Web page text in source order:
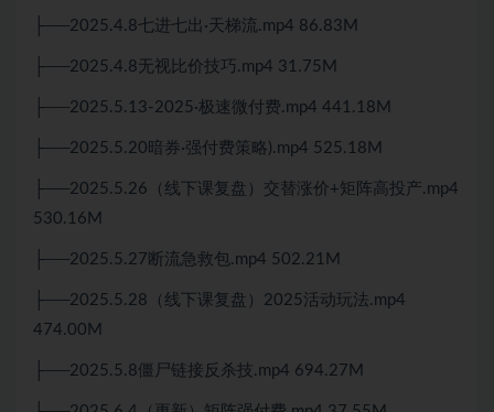
├──2025.4.8七进七出·天梯流.mp4 86.83M
├──2025.4.8无视比价技巧.mp4 31.75M
├──2025.5.13-2025·极速微付费.mp4 441.18M
├──2025.5.20暗券·强付费策略).mp4 525.18M
├──2025.5.26（线下课复盘）交替涨价+矩阵高投产.mp4
530.16M
├──2025.5.27断流急救包.mp4 502.21M
├──2025.5.28（线下课复盘）2025活动玩法.mp4
474.00M
├──2025.5.8僵尸链接反杀技.mp4 694.27M